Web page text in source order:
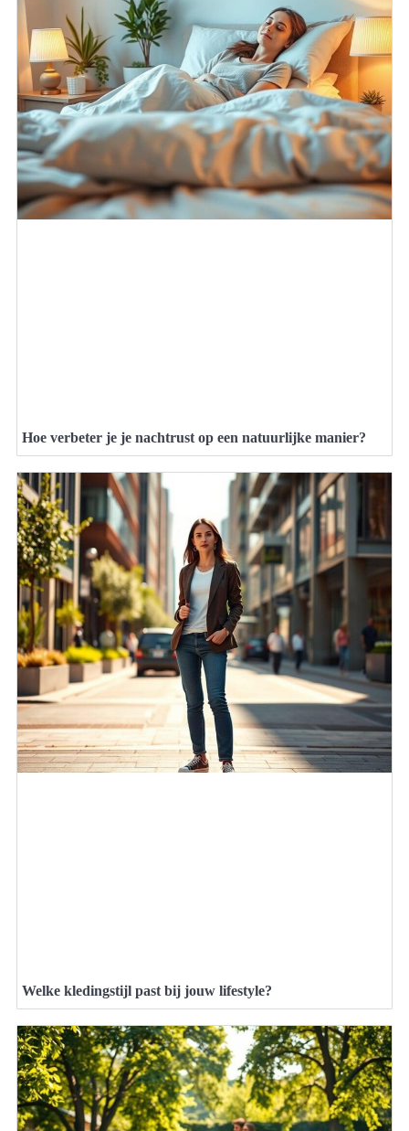
Hoe verbeter je je nachtrust op een natuurlijke manier?
Welke kledingstijl past bij jouw lifestyle?